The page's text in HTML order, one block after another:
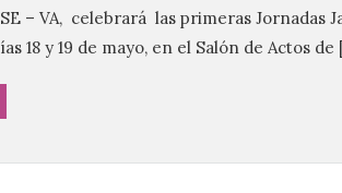
– VA, celebrará las primeras Jornadas
18 y 19 de mayo, en el Salón de Actos